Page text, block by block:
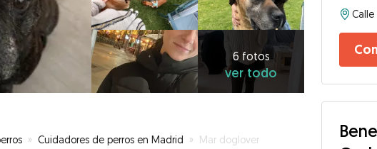
6 fotos
ver todo
» Cuidadores de perros en Madrid » Mar doglover